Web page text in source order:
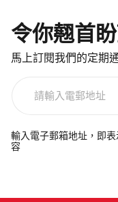
令你翹首
馬上訂閱我們的定期
電
郵
輸入電子郵箱地址，即表
容